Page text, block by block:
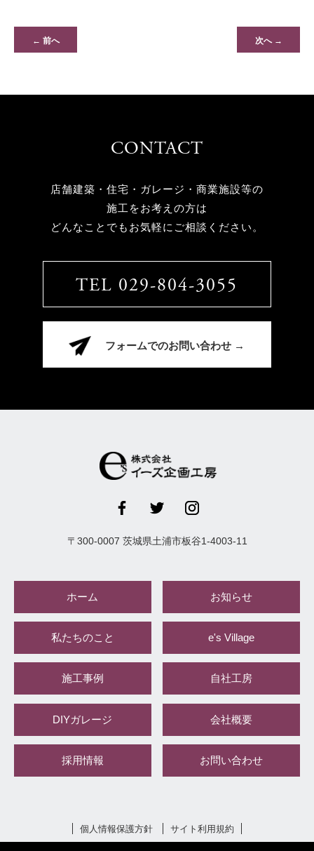
← 前へ 次へ →
CONTACT
店舗建築・住宅・ガレージ・商業施設等の
施工をお考えの方は
どんなことでもお気軽にご相談ください。
TEL 029-804-3055
フォームでのお問い合わせ →
〒 300-0007 茨城県土浦市板谷1-4003-11
ホーム お知らせ
私たちのこと e's Village
施工事例 自社工房
DIYガレージ 会社概要
採用情報 お問い合わせ
個人情報保護方針 サイト利用規約